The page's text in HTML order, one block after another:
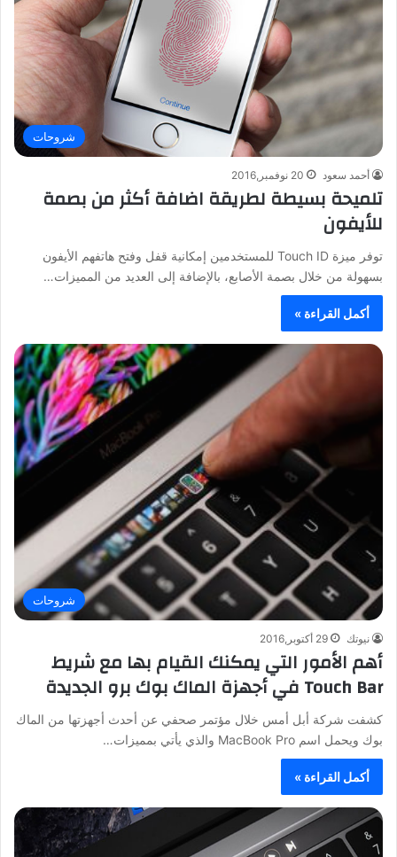
شروحات
أحمد سعود 20 نوفمبر,2016
تلميحة بسيطة لطريقة اضافة أكثر من بصمة
للأيفون
توفر ميزة Touch ID للمستخدمين إمكانية قفل وفتح هاتفهم الأيفون
بسهولة من خلال بصمة الأصابع، بالإضافة إلى العديد من المميزات…
أكمل القراءة »
شروحات
نيوتك 29 أكتوبر,2016
أهم الأمور التي يمكنك القيام بها مع شريط
Touch Bar في أجهزة الماك بوك برو الجديدة
كشفت شركة أبل أمس خلال مؤتمر صحفي عن أحدث أجهزتها من الماك
بوك ويحمل اسم MacBook Pro والذي يأتي بمميزات…
أكمل القراءة »